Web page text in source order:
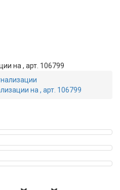
на , арт. 106799
на , арт. 106799